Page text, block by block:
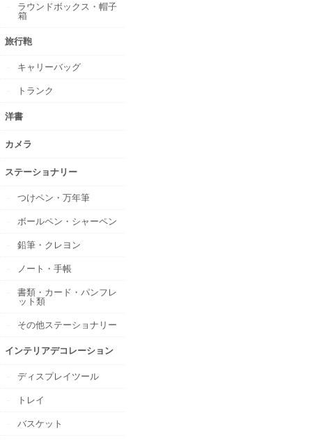
ラウンドボックス・帽子
箱
旅行鞄
キャリーバッグ
トランク
洋書
カメラ
ステーショナリー
つけペン・万年筆
ボールペン・シャーペン
鉛筆・クレヨン
ノート・手帳
書類・カード・パンフレ
ット類
その他ステーショナリー
インテリアデコレーション
ディスプレイツール
トレイ
バスケット